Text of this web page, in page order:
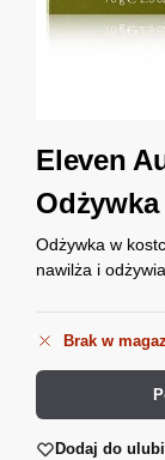
Eleven
Odżywka w
nawilża i
Brak w
Dodaj do